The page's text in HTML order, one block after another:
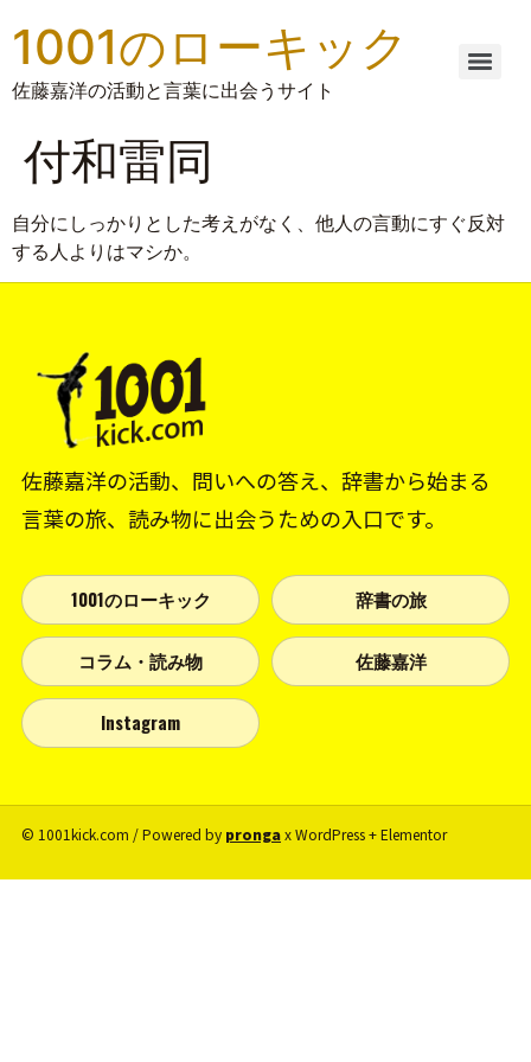
1001のローキック
佐藤嘉洋の活動と言葉に出会うサイト
付和雷同
自分にしっかりとした考えがなく、他人の言動にすぐ反対
する人よりはマシか。
佐藤嘉洋の活動、問いへの答え、辞書から始まる
言葉の旅、読み物に出会うための入口です。
1001のローキック 辞書の旅
コラム・読み物 佐藤嘉洋
Instagram
© 1001kick.com / Powered by prongax WordPress + Elementor